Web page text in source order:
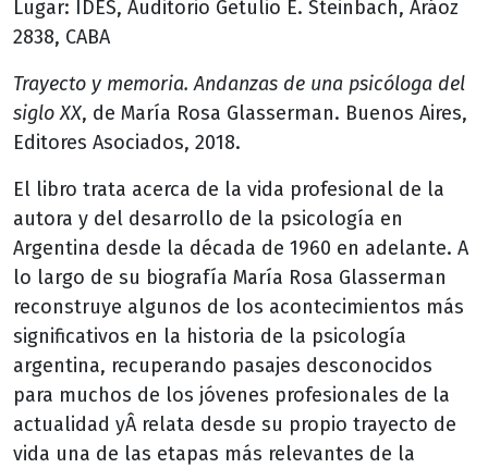
Lugar: IDES, Auditorio Getulio E. Steinbach, Aráoz
2838, CABA
Trayecto y memoria. Andanzas de una psicóloga del
siglo XX, de María Rosa Glasserman. Buenos Aires,
Editores Asociados, 2018.
El libro trata acerca de la vida profesional de la
autora y del desarrollo de la psicología en
Argentina desde la década de 1960 en adelante. A
lo largo de su biografía María Rosa Glasserman
reconstruye algunos de los acontecimientos más
significativos en la historia de la psicología
argentina, recuperando pasajes desconocidos
para muchos de los jóvenes profesionales de la
actualidad yÂ relata desde su propio trayecto de
vida una de las etapas más relevantes de la